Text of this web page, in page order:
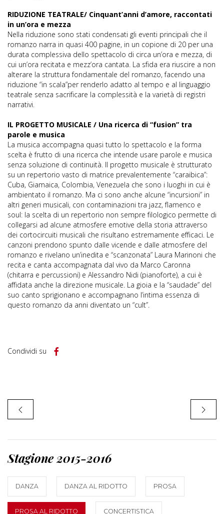
RIDUZIONE TEATRALE/ Cinquant’anni d’amore, raccontati
in un’ora e mezza
Nella riduzione sono stati condensati gli eventi principali che il
romanzo narra in quasi 400 pagine, in un copione di 20 per una
durata complessiva dello spettacolo di circa un’ora e mezza, di
cui un’ora recitata e mezz’ora cantata. La sfida era riuscire a non
alterare la struttura fondamentale del romanzo, facendo una
riduzione “in scala”per renderlo adatto al tempo e al linguaggio
teatrale senza sacrificare la complessità e la varietà di registri
narrativi.
IL PROGETTO MUSICALE / Una ricerca di “fusion” tra
parole e musica
La musica accompagna quasi tutto lo spettacolo e la forma
scelta è frutto di una ricerca che intende usare parole e musica
senza soluzione di continuità. Il progetto musicale è strutturato
su un repertorio vasto di matrice prevalentemente “caraibica”:
Cuba, Giamaica, Colombia, Venezuela che sono i luoghi in cui è
ambientato il romanzo. Ma ci sono anche alcune “incursioni” in
altri generi musicali, con contaminazioni tra jazz, flamenco e
soul: la scelta di un repertorio non sempre filologico permette di
collegarsi ad alcune atmosfere emotive della storia attraverso
dei cortocircuiti musicali che risultano estremamente efficaci. Le
canzoni prendono spunto dalle vicende e dalle atmosfere del
romanzo e rivelano un’inedita e “scanzonata” Laura Marinoni che
recita e canta accompagnata dal vivo da Marco Caronna
(chitarra e percussioni) e Alessandro Nidi (pianoforte), a cui è
affidata anche la direzione musicale. La gioia e la “saudade” del
suo canto sprigionano e accompagnano l’intima essenza di
questo romanzo da anni diventato un “cult”.
Condividi su
Stagione 2015-2016
DANZA DANZA AL RIDOTTO PROSA
PROSA AL RIDOTTO CONCERTISTICA